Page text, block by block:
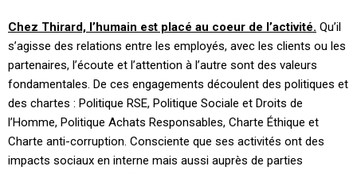
Chez Thirard, l’humain est placé au coeur de l’activité. Qu’il
s’agisse des relations entre les employés, avec les clients ou les
partenaires, l’écoute et l’attention à l’autre sont des valeurs
fondamentales. De ces engagements découlent des politiques et
des chartes : Politique RSE, Politique Sociale et Droits de
l’Homme, Politique Achats Responsables, Charte Éthique et
Charte anti-corruption. Consciente que ses activités ont des
impacts sociaux en interne mais aussi auprès de parties